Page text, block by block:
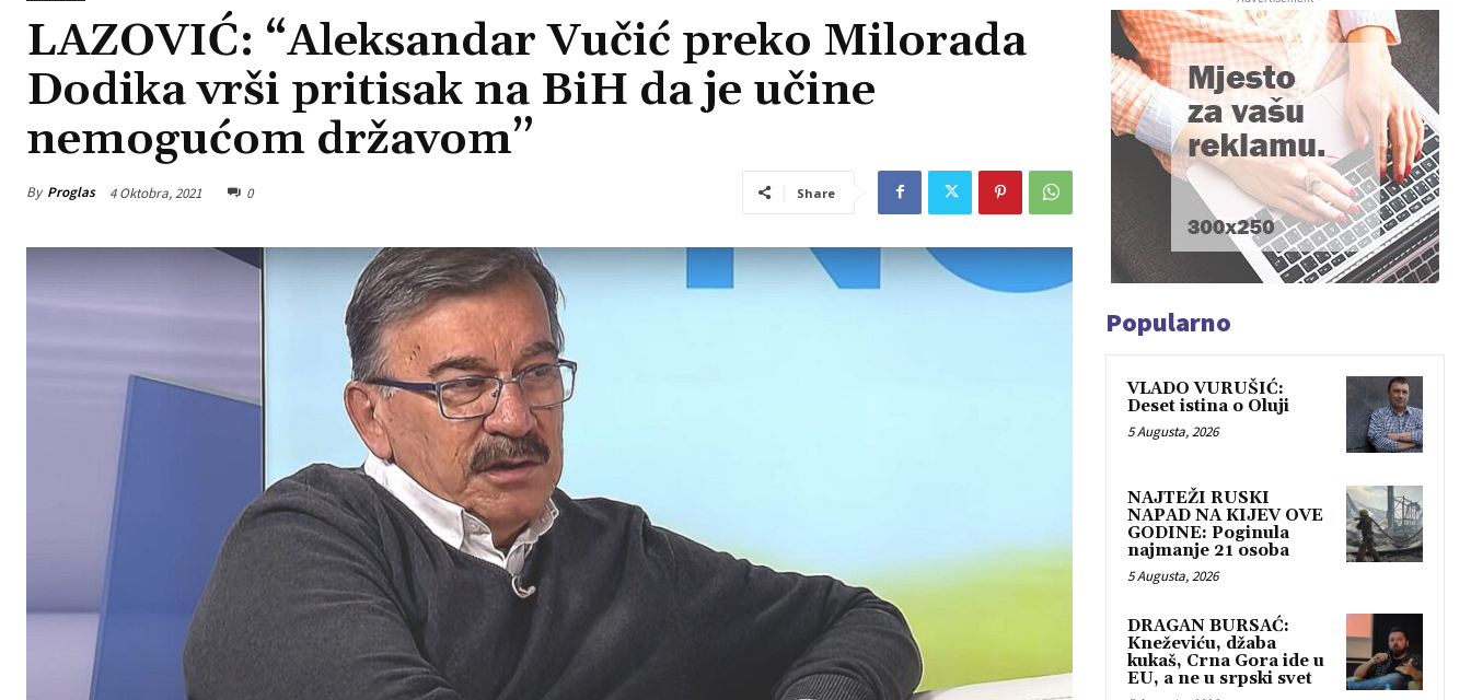
LAZOVIĆ: “Aleksandar Vučić preko Milorada
Dodika vrši pritisak na BiH da je učine
nemogućom državom”
By Proglas 4 Oktobra, 2021 0 Share
Popularno
VLADO VURUŠIĆ:
Deset istina o Oluji
5 Augusta, 2026
NAJTEŽI RUSKI
NAPAD NA KIJEV OVE
GODINE: Poginula
najmanje 21 osoba
5 Augusta, 2026
DRAGAN BURSAĆ:
Kneževiću, džaba
kukaš, Crna Gora ide u
EU, a ne u srpski svet